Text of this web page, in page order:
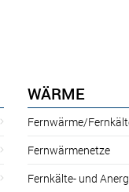
WÄRME
Fernwärme/
Fernwärmenetze
Fernkälte- und